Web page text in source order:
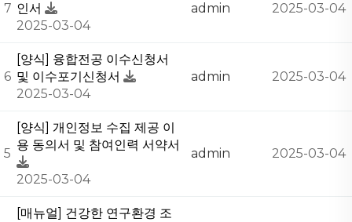
7 인서
2025-03-04
admin 2025-03-04
6
[양식] 융합전공 이수신청서
및 이수포기신청서
2025-03-04
admin 2025-03-04
5
[양식] 개인정보 수집 제공 이
용 동의서 및 참여인력 서약서
2025-03-04
admin 2025-03-04
[매뉴얼] 건강한 연구환경 조